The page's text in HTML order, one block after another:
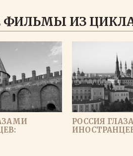
ФИЛЬМЫ ИЗ
РОССИЯ